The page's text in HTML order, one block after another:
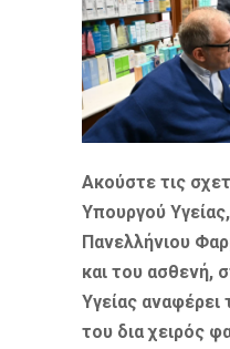
Ακούστε τις
Υπουργού
Πανελλήνιου
και του ασθενή,
Υγείας
του δια χειρός